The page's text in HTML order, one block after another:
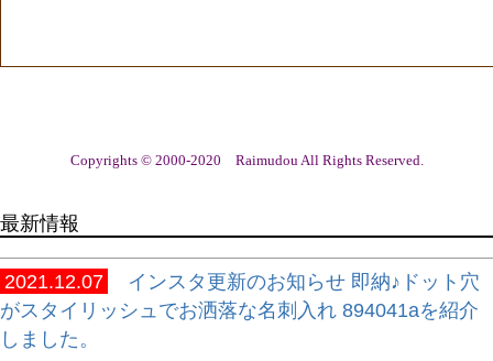
Copyrights © 2000-2020 Raimudou All Rights Reserved.
最新情報
2021.12.07
インスタ更新のお知らせ 即納♪ドット穴
がスタイリッシュでお洒落な名刺入れ 894041aを紹介
しました。